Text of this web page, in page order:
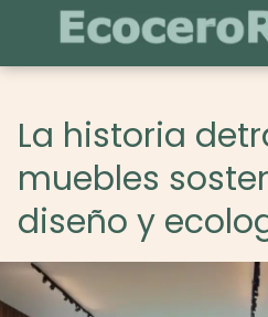
La historia
muebles
diseño y